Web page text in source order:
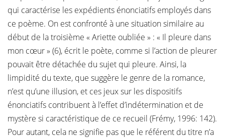
qui caractérise les expédients énonciatifs employés dans
ce poème. On est confronté à une situation similaire au
début de la troisième « Ariette oubliée » : « Il pleure dans
mon cœur » (6), écrit le poète, comme si l’action de pleurer
pouvait être détachée du sujet qui pleure. Ainsi, la
limpidité du texte, que suggère le genre de la romance,
n’est qu’une illusion, et ces jeux sur les dispositifs
énonciatifs contribuent à l’effet d’indétermination et de
mystère si caractéristique de ce recueil (Frémy, 1996: 142).
Pour autant, cela ne signifie pas que le référent du titre n’a